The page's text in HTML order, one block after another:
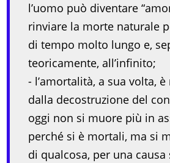
l’uomo può diventare
rinviare la morte naturale
di tempo molto lungo e,
teoricamente, all’infinito;
- l’amortalità, a sua volta,
dalla decostruzione del
oggi non si muore più in
perché si è mortali, ma si
di qualcosa, per una causa